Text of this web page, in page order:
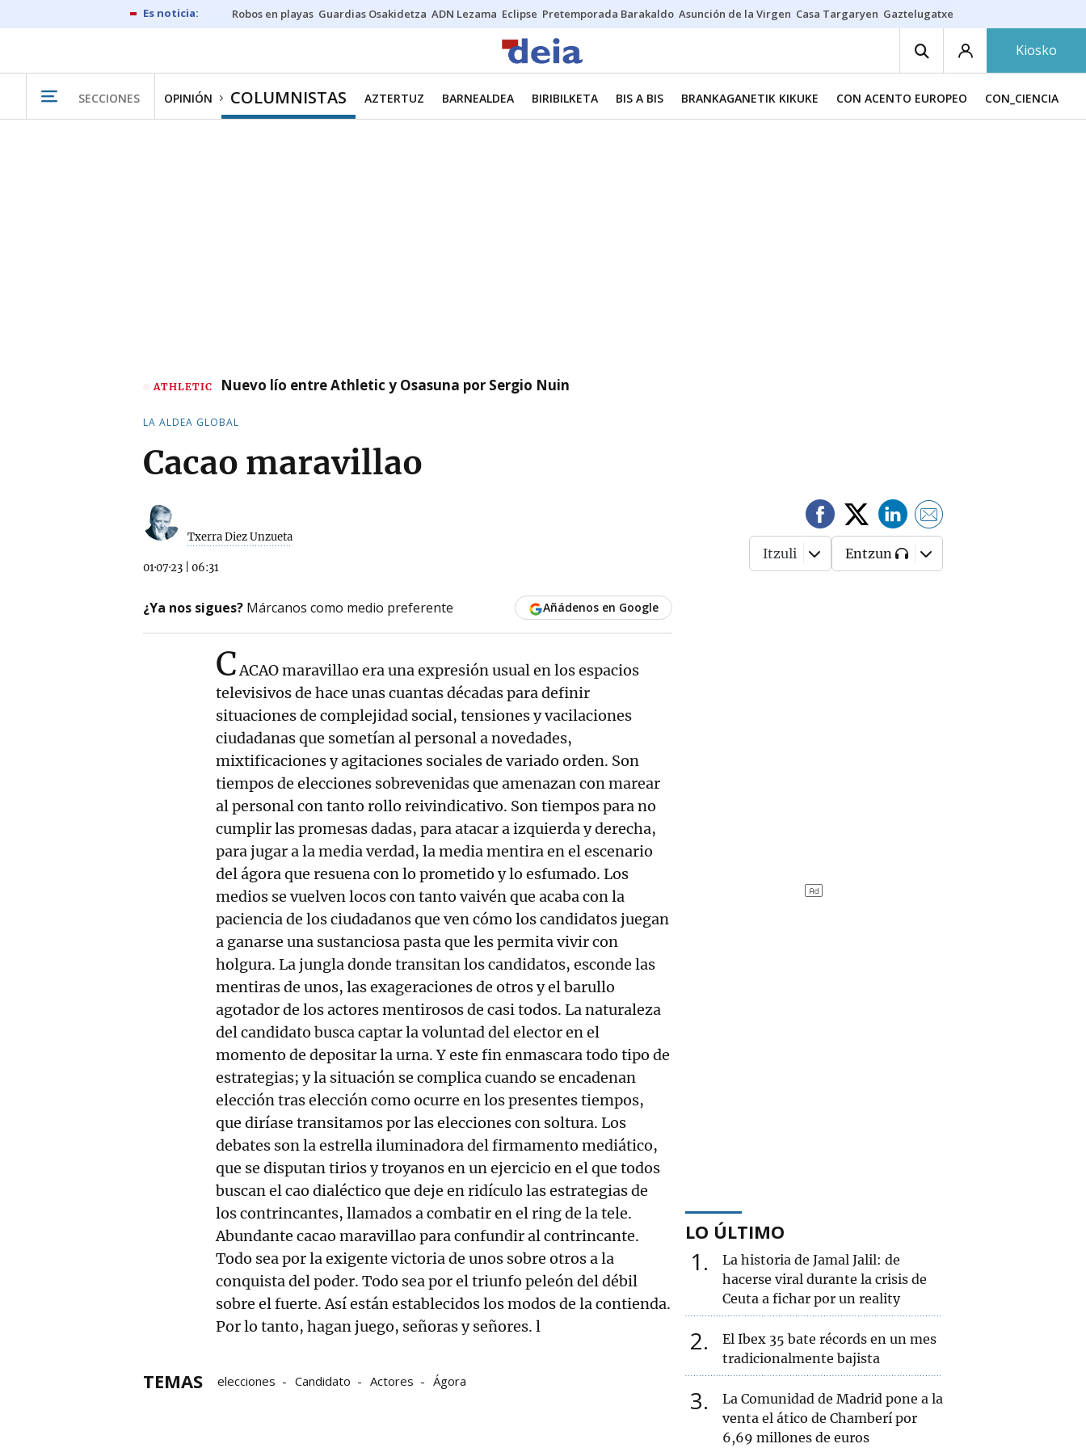
Robos en playas Guardias Osakidetza ADN Lezama Eclipse Pretemporada Barakaldo Asunción de la Virgen Casa Targaryen Gaztelugatxe
Kiosko
SECCIONES OPINIÓN COLUMNISTAS AZTERTUZ BARNEALDEA BIRIBILKETA BIS A BIS BRANKAGANETIK KIKUKE CON ACENTO EUROPEO CON_CIENCIA
ATHLETIC Nuevo lío entre Athletic y Osasuna por Sergio Nuin
LA ALDEA GLOBAL
Cacao maravillao
Txerra Diez Unzueta
01·07·23 06:31
Itzuli Entzun
¿Ya nos sigues? Márcanos como medio preferente Añádenos en Google
CACAO maravillao era una expresión usual en los espacios
televisivos de hace unas cuantas décadas para definir
situaciones de complejidad social, tensiones y vacilaciones
ciudadanas que sometían al personal a novedades,
mixtificaciones y agitaciones sociales de variado orden. Son
tiempos de elecciones sobrevenidas que amenazan con marear
al personal con tanto rollo reivindicativo. Son tiempos para no
cumplir las promesas dadas, para atacar a izquierda y derecha,
para jugar a la media verdad, la media mentira en el escenario
del ágora que resuena con lo prometido y lo esfumado. Los
medios se vuelven locos con tanto vaivén que acaba con la
paciencia de los ciudadanos que ven cómo los candidatos juegan
a ganarse una sustanciosa pasta que les permita vivir con
holgura. La jungla donde transitan los candidatos, esconde las
mentiras de unos, las exageraciones de otros y el barullo
agotador de los actores mentirosos de casi todos. La naturaleza
del candidato busca captar la voluntad del elector en el
momento de depositar la urna. Y este fin enmascara todo tipo de
estrategias; y la situación se complica cuando se encadenan
elección tras elección como ocurre en los presentes tiempos,
que diríase transitamos por las elecciones con soltura. Los
debates son la estrella iluminadora del firmamento mediático,
que se disputan tirios y troyanos en un ejercicio en el que todos
buscan el cao dialéctico que deje en ridículo las estrategias de
los contrincantes, llamados a combatir en el ring de la tele.
Abundante cacao maravillao para confundir al contrincante.
Todo sea por la exigente victoria de unos sobre otros a la
conquista del poder. Todo sea por el triunfo peleón del débil
sobre el fuerte. Así están establecidos los modos de la contienda.
Por lo tanto, hagan juego, señoras y señores. l
TEMAS elecciones Candidato Actores Ágora
LO ÚLTIMO
1
La historia de Jamal Jalil: de
hacerse viral durante la crisis de
Ceuta a fichar por un reality
2
El Ibex 35 bate récords en un mes
tradicionalmente bajista
3
La Comunidad de Madrid pone a la
venta el ático de Chamberí por
6,69 millones de euros